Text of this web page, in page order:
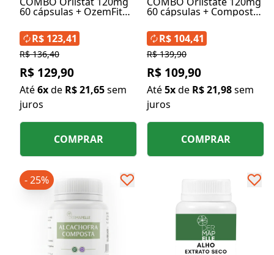
60 cápsulas + OzemFit
400mg 60 cápsulas
R$ 136,40
R$ 129,90
Até6xde R$ 21,65sem
juros
R$ 123,41
COMPRAR
60 cápsulas + Composto
350mg 60 Cápsulas
R$ 139,90
R$ 109,90
Até5xde R$ 21,98sem
juros
R$ 104,41
COMPRAR
- 25%